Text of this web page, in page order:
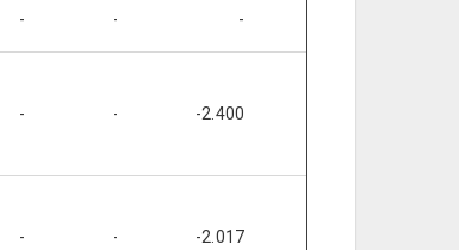
- - -
- - -2.400
- - -2.017